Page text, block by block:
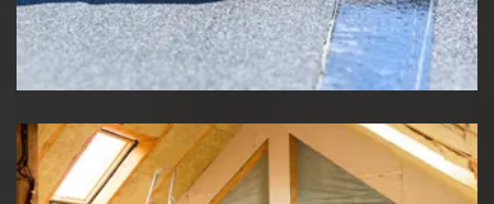
Etancheité de toiture